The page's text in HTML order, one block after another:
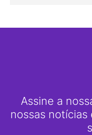
Assine a
nossas